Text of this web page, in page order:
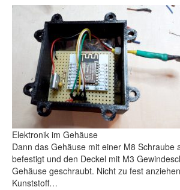
Elektronik im Gehäuse
Dann das Gehäuse mit einer M8 Schraube
befestigt und den Deckel mit M3
Gehäuse geschraubt. Nicht zu fest
Kunststoff…